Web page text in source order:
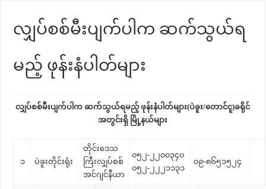
လျှပ်စစ်မီးပျက်ပါက ဆက်သွယ်ရ
မည့် ဖုန်းနံပါတ်များ
လျှပ်စစ်မီးပျက်ပါက ဆက်သွယ်ရမည့် ဖုန်းနံပါတ်များ(ပဲခူး/တောင်ငူ)ခရိုင်
အတွင်းရှိ မြို့နယ်များ
၁ ပဲခူးတိုင်းရုံး
တိုင်းဒေသ
ကြီးလျှပ်စစ်
အင်ဂျင်နီယာ
၀၅၂-၂၂၀၀၃၄၀
၀၅၂-၂၂၂၁၁၃၁
၀၉-၈၆၅၁၅၂၄